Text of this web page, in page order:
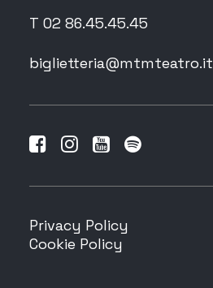
T 02 86.45.45.45
biglietteria@mtmteatro.it
Privacy Policy
Cookie Policy